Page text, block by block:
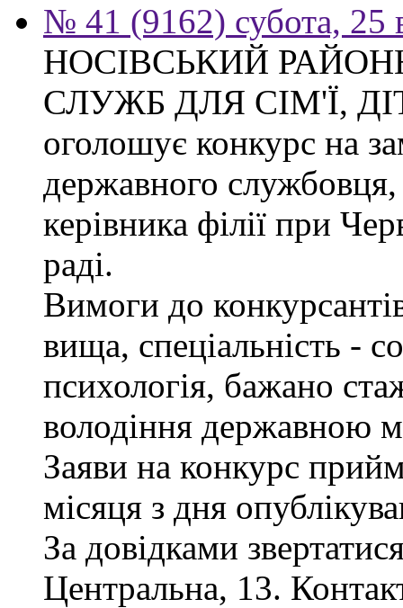
№ 41 (9162) субота, 25
НОСІВСЬКИЙ
СЛУЖБ ДЛЯ СІМ'Ї,
оголошує конкурс на
державного службовця,
керівника філії при
раді.
Вимоги до
вища, спеціальність -
психологія, бажано
володіння державною
Заяви на конкурс
місяця з дня
За довідками
Центральна, 13.